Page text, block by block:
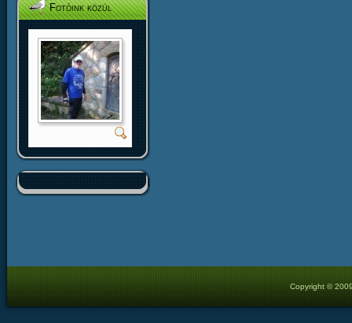
Fotóink közül
Copyright ©